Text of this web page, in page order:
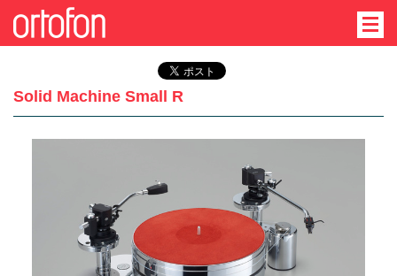
Solid Machine Small R